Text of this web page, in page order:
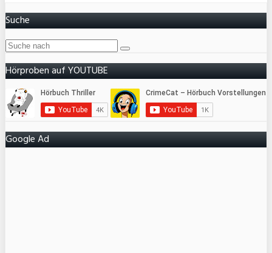
Suche
Hörproben auf YOUTUBE
Google Ad